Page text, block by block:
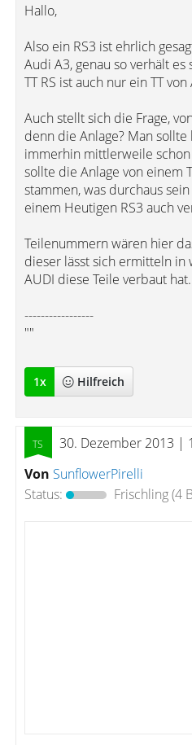
Hallo,
Also ein RS3 ist ehrlich
Audi A3, genau so verhält
TT RS ist auch nur ein TT von
Auch stellt sich die Frage,
denn die Anlage? Man
immerhin mittlerweile
sollte die Anlage von einem
stammen, was durchaus
einem Heutigen RS3 auch
Teilenummern wären hier
dieser lässt sich ermitteln in
AUDI diese Teile verbaut
-----------------
""
1x Hilfreich
30. Dezember 2013 |
Von SunflowerPirelli
Status:
Frischling(4